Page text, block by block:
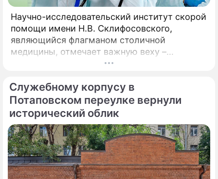
Научно-исследовательский институт скорой
помощи имени Н.В. Склифосовского,
являющийся флагманом столичной
медицины, отмечает важную веху –
десятилетие работы Центра радиохирургии.
не только стало уникальной точкой на карте
московского здравоохранения, но и
превратилось в надежду для тысяч
пациентов со всей страны.
Служебному корпусу в
Потаповском переулке вернули
исторический облик